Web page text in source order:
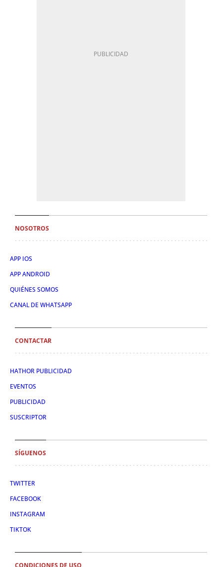
NOSOTROS
APP IOS
APP ANDROID
QUIÉNES SOMOS
CANAL DE WHATSAPP
CONTACTAR
HATHOR PUBLICIDAD
EVENTOS
PUBLICIDAD
SUSCRIPTOR
SÍGUENOS
TWITTER
FACEBOOK
INSTAGRAM
TIKTOK
CONDICIONES DE USO